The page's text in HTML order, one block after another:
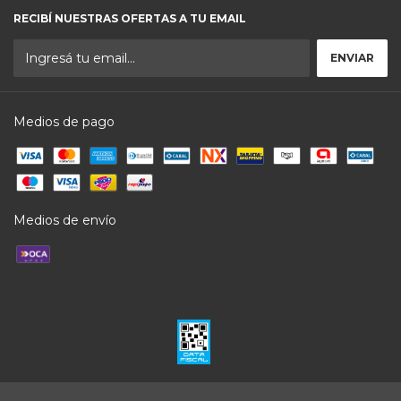
RECIBÍ NUESTRAS OFERTAS A TU EMAIL
Medios de pago
Medios de envío